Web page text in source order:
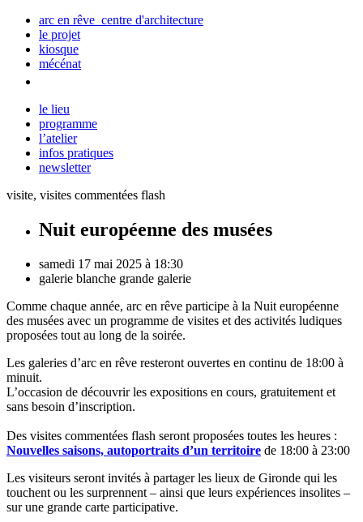
arc en rêve centre d'architecture
le projet
kiosque
mécénat
le lieu
programme
l’atelier
infos pratiques
newsletter
visite, visites commentées flash
Nuit européenne des musées
samedi 17 mai 2025 à 18:30
galerie blanche grande galerie
Comme chaque année, arc en rêve participe à la Nuit européenne
des musées avec un programme de visites et des activités ludiques
proposées tout au long de la soirée.
Les galeries d’arc en rêve resteront ouvertes en continu de 18:00 à
minuit.
L’occasion de découvrir les expositions en cours, gratuitement et
sans besoin d’inscription.
Des visites commentées flash seront proposées toutes les heures :
Nouvelles saisons, autoportraits d’un territoire de 18:00 à 23:00
Les visiteurs seront invités à partager les lieux de Gironde qui les
touchent ou les surprennent – ainsi que leurs expériences insolites –
sur une grande carte participative.